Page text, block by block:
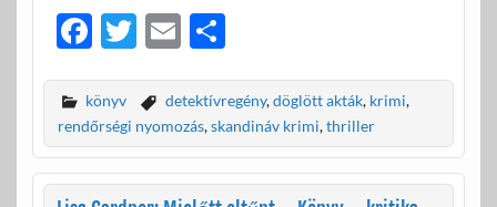
F
e
b
o
T
itt
er
E
ail
O
za
m
e
könyv detektívregény,döglött akták, krimi,
rendőrségi nyomozás,skandináv krimi,thriller